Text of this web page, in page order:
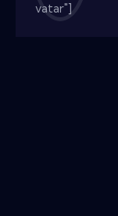
vatar"]